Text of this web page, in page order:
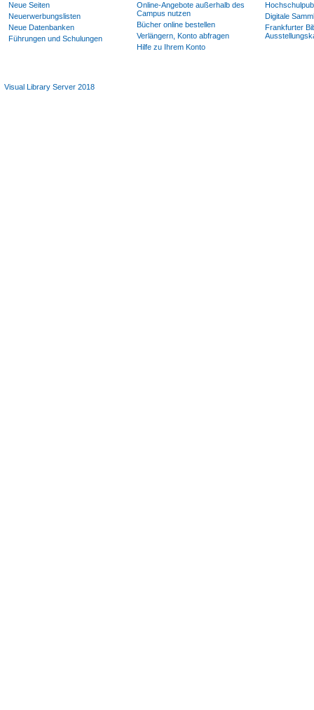
Neue Seiten
Neuerwerbungslisten
Neue Datenbanken
Führungen und Schulungen
Online-Angebote außerhalb des
Campus nutzen
Bücher online bestellen
Verlängern, Konto abfragen
Hilfe zu Ihrem Konto
Digitale
Frankfurter
Visual Library Server 2018